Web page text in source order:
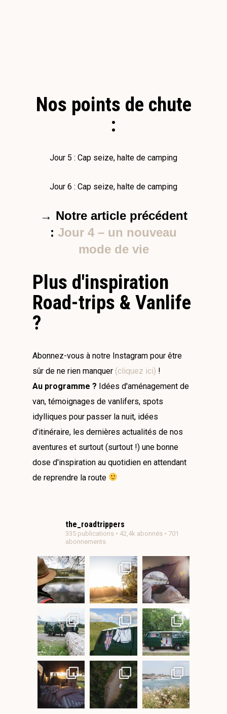
Nos points de chute
:
Jour 5 : Cap seize, halte de camping
Jour 6 : Cap seize, halte de camping
→ Notre article précédent
: Jour 4 – un nouveau
mode de vie
Plus d'inspiration
Road-trips & Vanlife
?
Abonnez-vous à notre Instagram pour être
sûr de ne rien manquer (cliquez ici) !
Au programme ? Idées d'aménagement de
van, témoignages de vanlifers, spots
idylliques pour passer la nuit, idées
d'itinéraire, les dernières actualités de nos
aventures et surtout (surtout !) une bonne
dose d'inspiration au quotidien en attendant
de reprendre la route
the_roadtrippers
335 publications • 42,4k abonnés • 701
abonnements